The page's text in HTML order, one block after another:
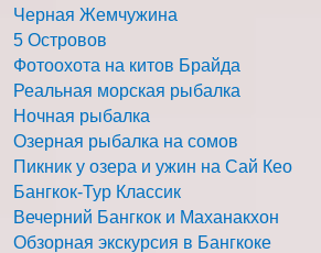
Черная Жемчужина
5 Островов
Фотоохота на китов Брайда
Реальная морская рыбалка
Ночная рыбалка
Озерная рыбалка на сомов
Пикник у озера и ужин на Сай Кео
Бангкок-Тур Классик
Вечерний Бангкок и Маханакхон
Обзорная экскурсия в Бангкоке